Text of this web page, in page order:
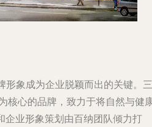
形象成为企业脱颖而出的关键。三
核心的品牌，致力于将自然与健
企业形象策划由百纳团队倾力打